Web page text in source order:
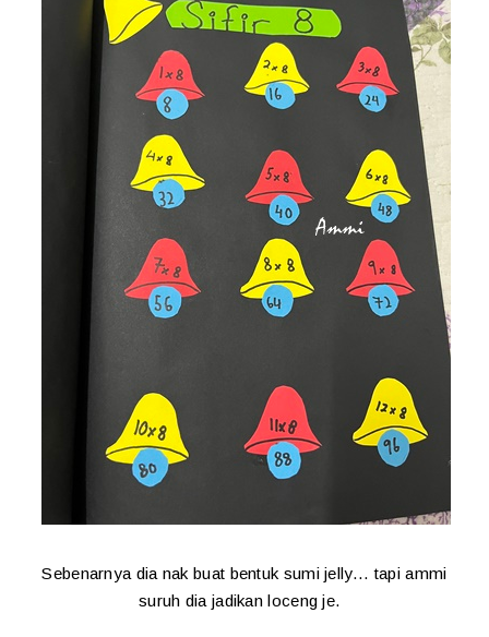
Sebenarnya dia nak buat bentuk sumi jelly... tapi ammi
suruh dia jadikan loceng je.